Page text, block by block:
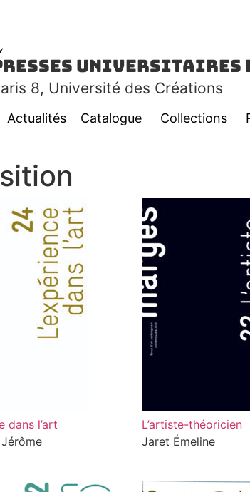
Universitaires
8, Université des Créations
Actualités Catalogue Collections
dans l’art
L’artiste-théoricien
Jaret Émeline